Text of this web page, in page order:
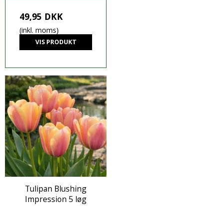
49,95 DKK
(inkl. moms)
VIS PRODUKT
Tulipan Blushing
Impression 5 løg